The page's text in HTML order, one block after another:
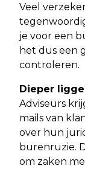
Veel
je voor een
het dus een
controleren.
Dieper
Adviseurs
mails van
over hun
burenruzie.
om zaken